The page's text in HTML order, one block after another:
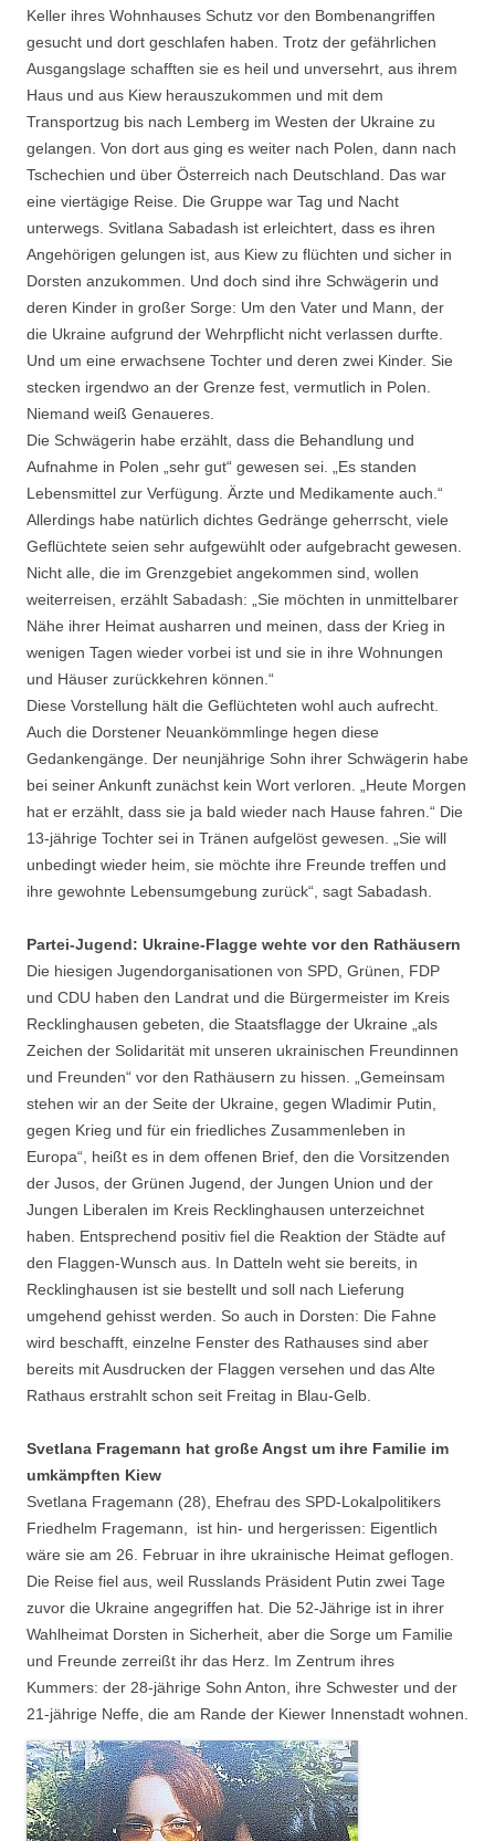
Keller ihres Wohnhauses Schutz vor den Bombenangriffen
gesucht und dort geschlafen haben. Trotz der gefährlichen
Ausgangslage schafften sie es heil und unversehrt, aus ihrem
Haus und aus Kiew herauszukommen und mit dem
Transportzug bis nach Lemberg im Westen der Ukraine zu
gelangen. Von dort aus ging es weiter nach Polen, dann nach
Tschechien und über Österreich nach Deutschland. Das war
eine viertägige Reise. Die Gruppe war Tag und Nacht
unterwegs. Svitlana Sabadash ist erleichtert, dass es ihren
Angehörigen gelungen ist, aus Kiew zu flüchten und sicher in
Dorsten anzukommen. Und doch sind ihre Schwägerin und
deren Kinder in großer Sorge: Um den Vater und Mann, der
die Ukraine aufgrund der Wehrpflicht nicht verlassen durfte.
Und um eine erwachsene Tochter und deren zwei Kinder. Sie
stecken irgendwo an der Grenze fest, vermutlich in Polen.
Niemand weiß Genaueres.
Die Schwägerin habe erzählt, dass die Behandlung und
Aufnahme in Polen „sehr gut“ gewesen sei. „Es standen
Lebensmittel zur Verfügung. Ärzte und Medikamente auch.“
Allerdings habe natürlich dichtes Gedränge geherrscht, viele
Geflüchtete seien sehr aufgewühlt oder aufgebracht gewesen.
Nicht alle, die im Grenzgebiet angekommen sind, wollen
weiterreisen, erzählt Sabadash: „Sie möchten in unmittelbarer
Nähe ihrer Heimat ausharren und meinen, dass der Krieg in
wenigen Tagen wieder vorbei ist und sie in ihre Wohnungen
und Häuser zurückkehren können.“
Diese Vorstellung hält die Geflüchteten wohl auch aufrecht.
Auch die Dorstener Neuankömmlinge hegen diese
Gedankengänge. Der neunjährige Sohn ihrer Schwägerin habe
bei seiner Ankunft zunächst kein Wort verloren. „Heute Morgen
hat er erzählt, dass sie ja bald wieder nach Hause fahren.“ Die
13-jährige Tochter sei in Tränen aufgelöst gewesen. „Sie will
unbedingt wieder heim, sie möchte ihre Freunde treffen und
ihre gewohnte Lebensumgebung zurück“, sagt Sabadash.
Partei-Jugend: Ukraine-Flagge wehte vor den Rathäusern
Die hiesigen Jugendorganisationen von SPD, Grünen, FDP
und CDU haben den Landrat und die Bürgermeister im Kreis
Recklinghausen gebeten, die Staatsflagge der Ukraine „als
Zeichen der Solidarität mit unseren ukrainischen Freundinnen
und Freunden“ vor den Rathäusern zu hissen. „Gemeinsam
stehen wir an der Seite der Ukraine, gegen Wladimir Putin,
gegen Krieg und für ein friedliches Zusammenleben in
Europa“, heißt es in dem offenen Brief, den die Vorsitzenden
der Jusos, der Grünen Jugend, der Jungen Union und der
Jungen Liberalen im Kreis Recklinghausen unterzeichnet
haben. Entsprechend positiv fiel die Reaktion der Städte auf
den Flaggen-Wunsch aus. In Datteln weht sie bereits, in
Recklinghausen ist sie bestellt und soll nach Lieferung
umgehend gehisst werden. So auch in Dorsten: Die Fahne
wird beschafft, einzelne Fenster des Rathauses sind aber
bereits mit Ausdrucken der Flaggen versehen und das Alte
Rathaus erstrahlt schon seit Freitag in Blau-Gelb.
Svetlana Fragemann hat große Angst um ihre Familie im
umkämpften Kiew
Svetlana Fragemann (28), Ehefrau des SPD-Lokalpolitikers
Friedhelm Fragemann, ist hin- und hergerissen: Eigentlich
wäre sie am 26. Februar in ihre ukrainische Heimat geflogen.
Die Reise fiel aus, weil Russlands Präsident Putin zwei Tage
zuvor die Ukraine angegriffen hat. Die 52-Jährige ist in ihrer
Wahlheimat Dorsten in Sicherheit, aber die Sorge um Familie
und Freunde zerreißt ihr das Herz. Im Zentrum ihres
Kummers: der 28-jährige Sohn Anton, ihre Schwester und der
21-jährige Neffe, die am Rande der Kiewer Innenstadt wohnen.